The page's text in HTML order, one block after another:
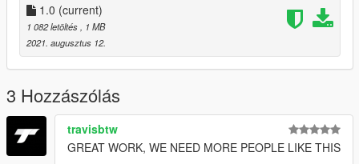
1.0 (current)
1 082 letöltés
, 1 MB
2021. augusztus 12.
3 Hozzászólás
travisbtw
GREAT WORK, WE NEED MORE PEOPLE LIKE THIS